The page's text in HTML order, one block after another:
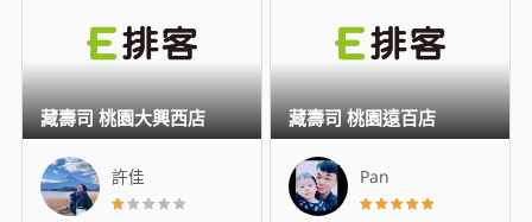
許佳
藏壽司 桃園大興西店
Pan
藏壽司 桃園遠百店